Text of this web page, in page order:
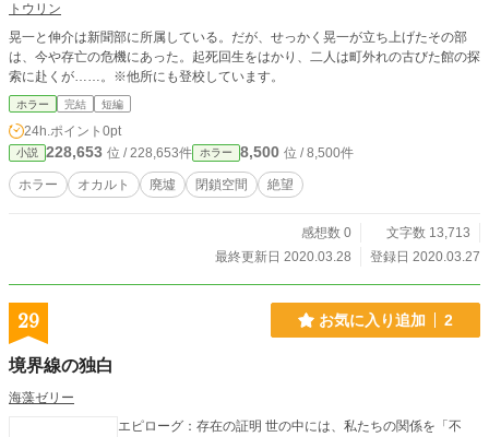
トウリン
晃一と伸介は新聞部に所属している。だが、せっかく晃一が立ち上げたその部
は、今や存亡の危機にあった。起死回生をはかり、二人は町外れの古びた館の探
索に赴くが……。※他所にも登校しています。
ホラー 完結 短編
24h.ポイント 0pt
小説 228,653 位 / 228,653件 ホラー 8,500 位 / 8,500件
ホラー オカルト 廃墟 閉鎖空間 絶望
感想数 0
文字数 13,713
最終更新日 2020.03.28
登録日 2020.03.27
29 お気に入り追加 2
境界線の独白
海藻ゼリー
エピローグ：存在の証明 世の中には、私たちの関係を「不